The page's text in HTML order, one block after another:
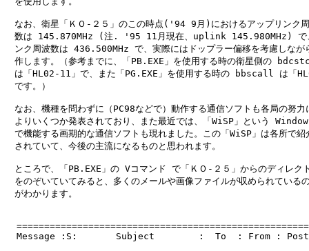
なお、衛星「ＫＯ-２５」のこの時点('94 9月)におけるアップリンク
数は 145.870MHz (注. '95 11月現在、uplink 145.980MHz) で
ンク周波数は 436.500MHz で、実際にはドップラー偏移を考慮しなが
作します。（参考までに、「PB.EXE」を使用する時の衛星側の
は「HL02-11」で、また「PG.EXE」を使用する時の bbscall は「
です。）
なお、機種を問わずに（PC98などで）動作する通信ソフトも各局の努力
よりいくつか発表されており、また最近では、「WiSP」という
で機能する画期的な通信ソフトも現れました。この「WiSP」は各所で紹
されていて、今後の主流になるものと思われます。
ところで、「PB.EXE」の Vコマンド で「ＫＯ-２５」からのディレク
をのぞいていてみると、多くのメールや画像ファイルが収められている
がわかります。
Message :S:       Subject        :  To  : From :